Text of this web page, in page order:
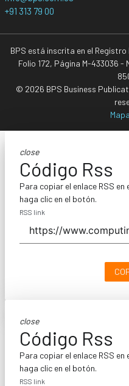
+91 313 79 00
BPS está inscrita en el Registro
Folio 172, Página M-433036
© 2026 BPS Business
close
Código Rss
Para copiar el enlace RSS
haga clic en el botón.
RSS link
close
Código Rss
Para copiar el enlace RSS
haga clic en el botón.
RSS link